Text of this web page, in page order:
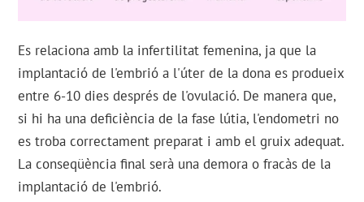
Es relaciona amb la infertilitat femenina, ja que la
implantació de l'embrió a l'úter de la dona es produeix
entre 6-10 dies després de l'ovulació. De manera que,
si hi ha una deficiència de la fase lútia, l'endometri no
es troba correctament preparat i amb el gruix adequat.
La conseqüència final serà una demora o fracàs de la
implantació de l'embrió.